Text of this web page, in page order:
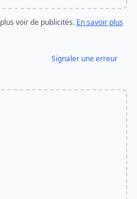
voir de publicités. En savoir plus
Signaler une erreur